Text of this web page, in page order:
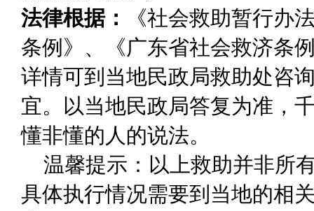
法律根据：
《社会救助暂行办
条例》、《广东省社会救济条
详情可到当地民政局救助处咨
宜。以当地民政局答复为准，
懂非懂的人的说法。
温馨提示：以上救助并非所
具体执行情况需要到当地的相